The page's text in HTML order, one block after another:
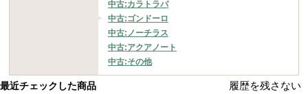
中古:カラトラバ
中古:ゴンドーロ
中古:ノーチラス
中古:アクアノート
中古:その他
最近チェックした商品 履歴を残さない